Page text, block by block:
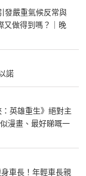
發嚴重氣候反常與
又做得到嗎？｜晚
諾
：英雄重生》絕對主
漫畫、最好睇嘅一
身車長！年輕車長親